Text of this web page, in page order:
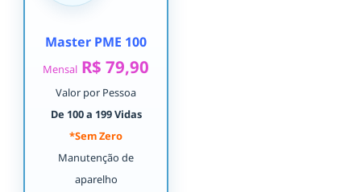
Master PME 100
Mensal R$ 79,90
Valor por Pessoa
De 100 a 199 Vidas
*Sem Zero
Manutenção de
aparelho